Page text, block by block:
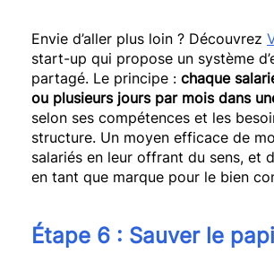
Envie d’aller plus loin ? Découvrez
start-up qui propose un système
partagé. Le principe : chaque
ou plusieurs jours par mois dans
selon ses compétences et les
structure. Un moyen efficace de
salariés en leur offrant du sens, et
en tant que marque pour le bien
Étape 6 : Sauver le